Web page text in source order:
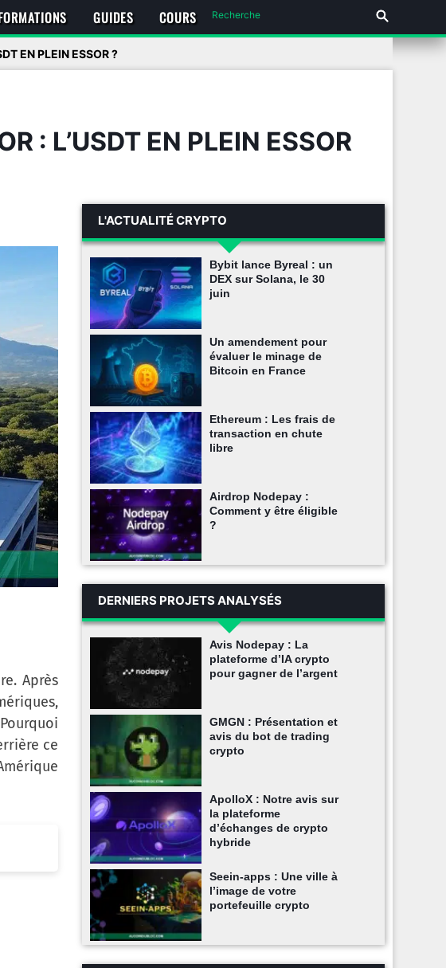
GUIDES COURS
EN PLEIN ESSOR ?
: L’USDT EN PLEIN ESSOR
Après
ce
L'ACTUALITÉ CRYPTO
Bybit lance Byreal : un
DEX sur Solana, le 30
juin
Un amendement pour
évaluer le minage de
Bitcoin en France
Ethereum : Les frais de
transaction en chute
libre
Airdrop Nodepay :
Comment y être éligible
?
DERNIERS PROJETS ANALYSÉS
Avis Nodepay : La
plateforme d’IA crypto
pour gagner de l’argent
GMGN : Présentation et
avis du bot de trading
crypto
ApolloX : Notre avis sur
la plateforme
d’échanges de crypto
hybride
Seein-apps : Une ville à
l’image de votre
portefeuille crypto